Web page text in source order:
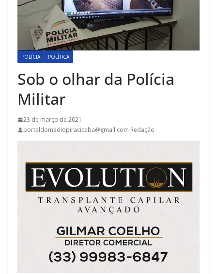
POLÍCIA POLÍTICA
Sob o olhar da Polícia
Militar
23 de março de 2021
portaldomediopiracicaba@gmail.com Redação